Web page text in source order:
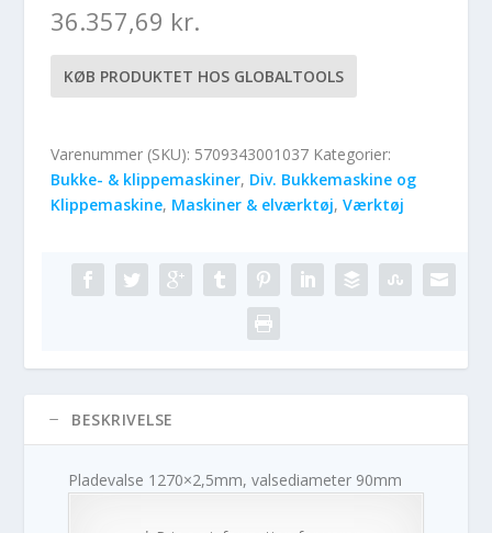
36.357,69 kr.
KØB PRODUKTET HOS GLOBALTOOLS
Varenummer (SKU): 5709343001037 Kategorier:
Bukke- & klippemaskiner, Div. Bukkemaskine og
Klippemaskine, Maskiner & elværktøj,Værktøj
BESKRIVELSE
Pladevalse 1270×2,5mm, valsediameter 90mm